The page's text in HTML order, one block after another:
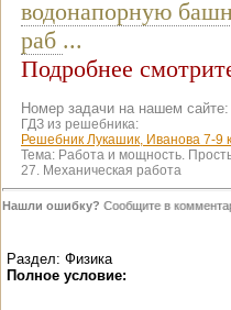
водонапорную
раб ...
Подробнее
Номер задачи на нашем сайте:
ГДЗ из решебника:
Решебник Лукашик, Иванова 7-9
Тема: Работа и мощность.
27. Механическая работа
Нашли ошибку? Сообщите в
Раздел: Физика
Полное условие: